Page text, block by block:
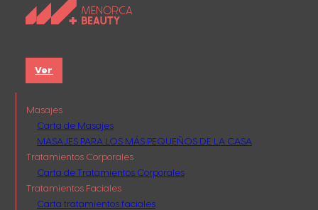
Ver
Masajes
Carta de Masajes
MASAJES PARA LOS MÁS PEQUEÑOS DE LA CASA
Tratamientos Corporales
Carta de Tratamientos Corporales
Tratamientos Faciales
Carta tratamientos faciales